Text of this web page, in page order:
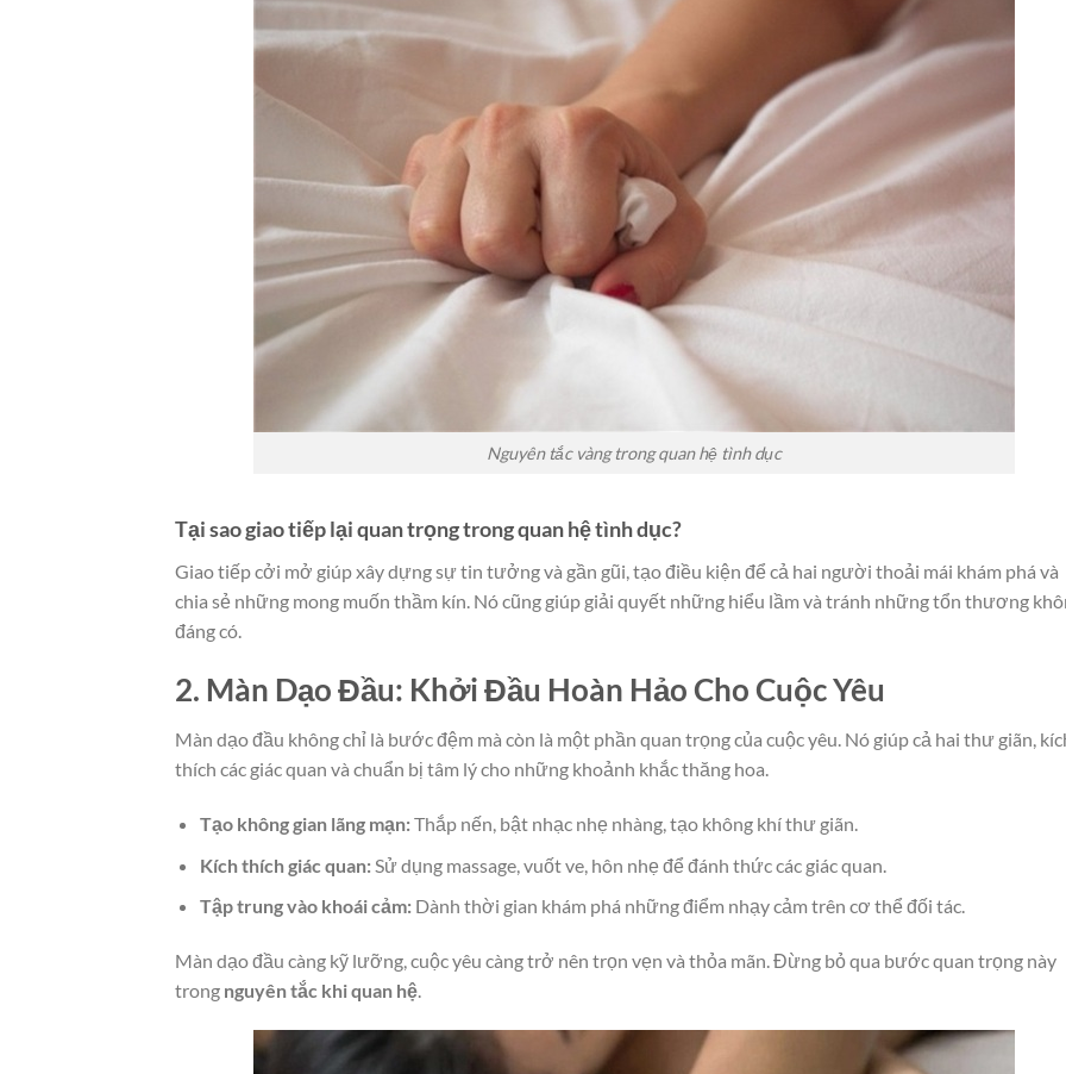
Nguyên tắc vàng trong quan hệ tình dục
Tại sao giao tiếp lại quan trọng trong quan hệ tình dục?
Giao tiếp cởi mở giúp xây dựng sự tin tưởng và gần gũi, tạo điều kiện để cả hai người thoải mái khám phá và
chia sẻ những mong muốn thầm kín. Nó cũng giúp giải quyết những hiểu lầm và tránh những tổn thương
đáng có.
2. Màn Dạo Đầu: Khởi Đầu Hoàn Hảo Cho Cuộc Yêu
Màn dạo đầu không chỉ là bước đệm mà còn là một phần quan trọng của cuộc yêu. Nó giúp cả hai thư giãn,
thích các giác quan và chuẩn bị tâm lý cho những khoảnh khắc thăng hoa.
Tạo không gian lãng mạn:Thắp nến, bật nhạc nhẹ nhàng, tạo không khí thư giãn.
Kích thích giác quan:Sử dụng massage, vuốt ve, hôn nhẹ để đánh thức các giác quan.
Tập trung vào khoái cảm:Dành thời gian khám phá những điểm nhạy cảm trên cơ thể đối tác.
Màn dạo đầu càng kỹ lưỡng, cuộc yêu càng trở nên trọn vẹn và thỏa mãn. Đừng bỏ qua bước quan trọng này
trong nguyên tắc khi quan hệ.